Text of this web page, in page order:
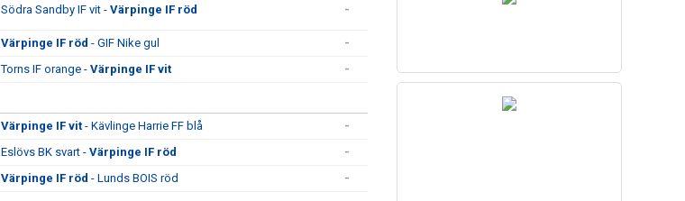
Södra Sandby IF vit - Värpinge IF röd -
Värpinge IF röd - GIF Nike gul
-
Torns IF orange - Värpinge IF vit -
Värpinge IF vit - Kävlinge Harrie FF blå
-
Eslövs BK svart - Värpinge IF röd
-
Värpinge IF röd - Lunds BOIS röd
-